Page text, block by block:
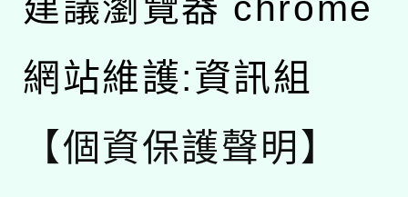
網站維護:資訊組
【個資保護聲明】